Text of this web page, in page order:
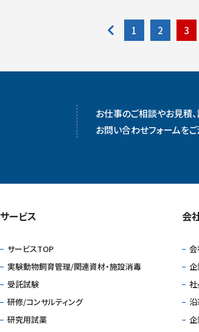
1 2 3
お仕事のご相談やお見積
お問い合わせフォームをご
サービス
サービスTOP
実験動物飼育管理/関連資材・施設消毒
受託試験
研修/コンサルティング
研究用試薬
会
社